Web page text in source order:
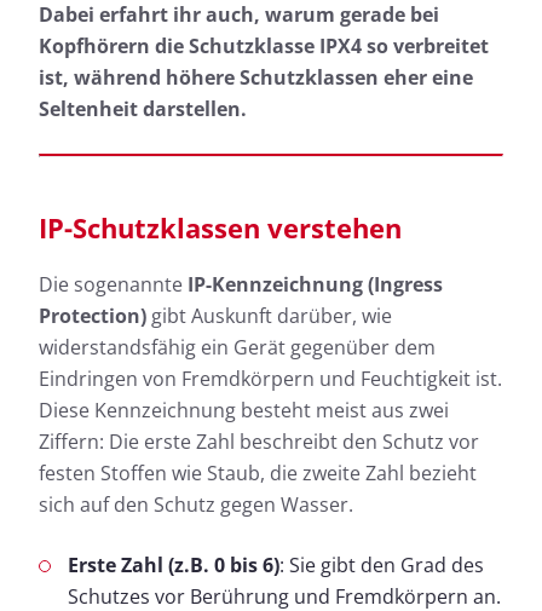
Dabei erfahrt ihr auch, warum gerade bei
Kopfhörern die Schutzklasse IPX4 so verbreitet
ist, während höhere Schutzklassen eher eine
Seltenheit darstellen.
IP-Schutzklassen verstehen
Die sogenannte IP-Kennzeichnung (Ingress
Protection) gibt Auskunft darüber, wie
widerstandsfähig ein Gerät gegenüber dem
Eindringen von Fremdkörpern und Feuchtigkeit ist.
Diese Kennzeichnung besteht meist aus zwei
Ziffern: Die erste Zahl beschreibt den Schutz vor
festen Stoffen wie Staub, die zweite Zahl bezieht
sich auf den Schutz gegen Wasser.
Erste Zahl (z.B. 0 bis 6): Sie gibt den Grad des
Schutzes vor Berührung und Fremdkörpern an.